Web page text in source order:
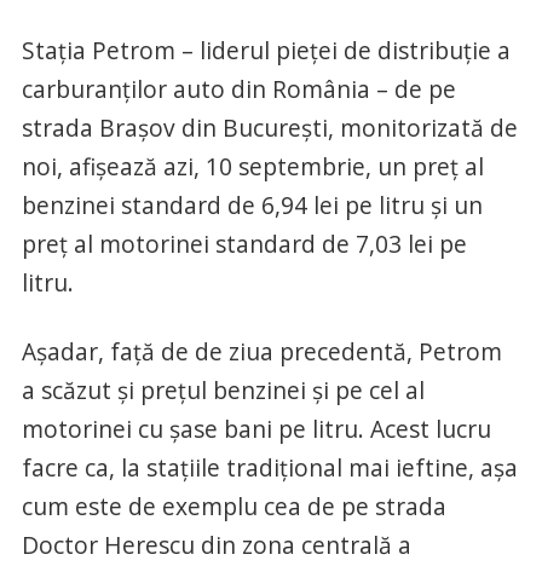
Stația Petrom – liderul pieței de distribuție a
carburanților auto din România – de pe
strada Brașov din București, monitorizată de
noi, afișează azi, 10 septembrie, un preț al
benzinei standard de 6,94 lei pe litru și un
preț al motorinei standard de 7,03 lei pe
litru.
Așadar, față de de ziua precedentă, Petrom
a scăzut și prețul benzinei și pe cel al
motorinei cu șase bani pe litru. Acest lucru
facre ca, la stațiile tradițional mai ieftine, așa
cum este de exemplu cea de pe strada
Doctor Herescu din zona centrală a